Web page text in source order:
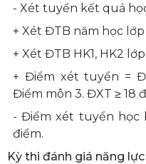
- Xét tuyển kết quả
+ Xét ĐTB năm học lớp
+ Xét ĐTB HK1, HK2 lớp
+ Điểm xét tuyển =
Điểm môn 3. ĐXT ≥ 18
- Điểm xét tuyển học
điểm.
Kỳ thi đánh giá năng